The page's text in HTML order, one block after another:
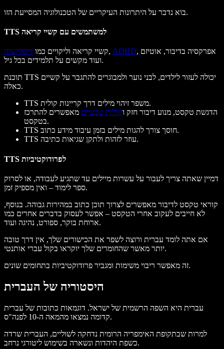
בוא נדבר על היתרונות העיקריים של הטכנולוגיה המסייעת הזו.
TTS למשתמשים עם קשיי קריאה
קשיי קריאה וליקויים כמו דיסלקציה , ADHD, אפרקסיה בדיבור, אוטיזם
ועוד מקשים על תלמידים בכל גיל.
תוכנת TTS יכולה לעזור לילדים, לבני נוער ולמבוגרים להתגבר על קשיים
כאלה.
TTS משפר זיהוי מילים דרך קריינות קולית.
הדגשת טקסט, מנוע דיבור חזק וקולות טבעיים מאפשרים להתרכז
בטקסט.
TTS חוסך צורך להגות מילים בזמן עיבוד מידע כתוב.
TTS עוזר לזהות ולתקן שגיאות כתיבה.
TTS לפרודוקטיביות
דמיין שאתה צריך לעבור על עשרות מיילים עד שתגיע לעבודה, או לסרוק
ספר לימוד – ואין מספיק זמן.
קוראי טקסט לדיבור מאפשרים לצרוך תוכן כתוב במהירות גבוהה. בנוסף,
לא חייבים לעקוב אחרי הטקסט – אפשר לעסוק בדברים אחרים כמו
ארוחת בוקר, ספורט, נהיגה ועוד.
אם אתה לומד עברית ורוצה לשפר את הכישורים שלך, אין דרך טובה
יותר מאשר שהחומרים שלך יוקראו בקול עברי אותנטי.
זה מאפשר ריבוי משימות ומגביר פרודוקטיביות בתחומים שונים.
היסטוריה של העברית
עברית היא השפה הרשמית של ישראל. דוגמאות כתובות של עברית
קדומה נמצאו מהמאה ה-10 לפנה"ס.
למרות שבתקופת האימפריה הרומית נדחקה לשוליים, העברית שרדה
כשפת היהדות ונשארה בשימוש ליטורגי נרחב.